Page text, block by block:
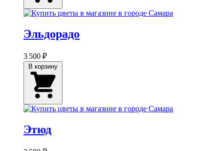
Эльдорадо
3 500 ₽
Этюд